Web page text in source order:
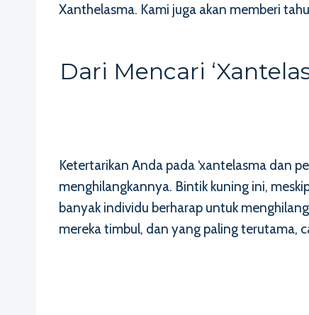
Xanthelasma. Kami juga akan memberi
Dari Mencari
Ketertarikan Anda pada ‘xantelasma dan
menghilangkannya. Bintik kuning ini,
banyak individu berharap untuk
mereka timbul, dan yang paling terutama,